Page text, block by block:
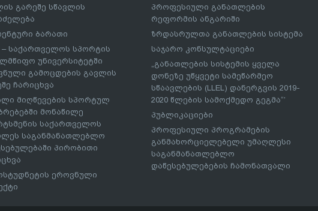
გარეშე სწავლის
ბარათი
– საქართველოს სპორტის
უნივერსიტეტში
გამოცდების გავლის
ჩარიცხვა
მიღწევების სპორტულ
მონაწილე
საქართველოს
საგანმანათლებლო
პირობითი
ეროვნული
პროფესიული განათლების
რეფორმის ანგარიში
ზრდასრულთა განათლების სისტემა
საჯარო კონსულტაციები
„განათლების სისტემის ყველა
დონეზე უწყვეტი სამეწარმეო
სწაავლების (LLEL) დანერგვის 2019-
2020 წლების სამოქმედო გეგმა“’
პუბლიკაციები
პროფესიული პროგრამების
განმახორციელებელი უმაღლესი
საგანმანათლებლო
დაწესებულებების ჩამონათვალი